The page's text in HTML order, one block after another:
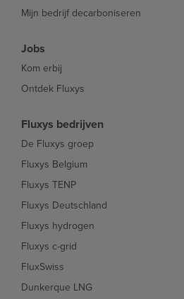
Mijn bedrijf decarboniseren
Jobs
Kom erbij
Ontdek Fluxys
Fluxys bedrijven
De Fluxys groep
Fluxys Belgium
Fluxys TENP
Fluxys Deutschland
Fluxys hydrogen
Fluxys c-grid
FluxSwiss
Dunkerque LNG